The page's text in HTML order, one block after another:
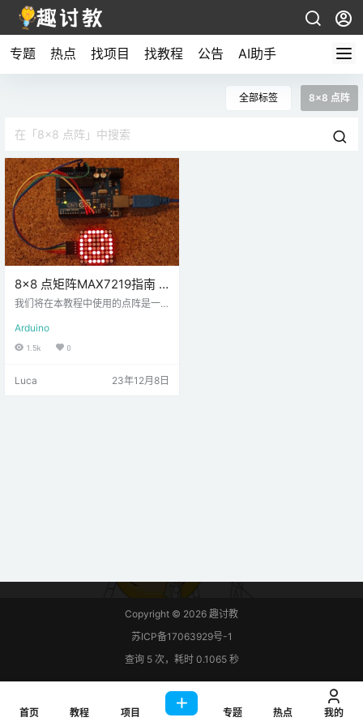
专题 热点 找项目 找教程 公告 AI助手
全部标签 8×8 点阵
8×8 点矩阵MAX7219指南 –
Arduino教程
我们将在本教程中使用的点阵是一
8 行，因此它总共包含 64 个 LED。
MAX7219芯片使控制点阵变得更加
购买带有MAX7219芯片作为模块的
Arduino
1.5k 0
Luca 23年12月8日
Copyright © 2026 趣讨教
苏ICP备17063929号-1
查询 5 次，耗时 0.1065 秒
首页 教程 项目 专题 热点 我的